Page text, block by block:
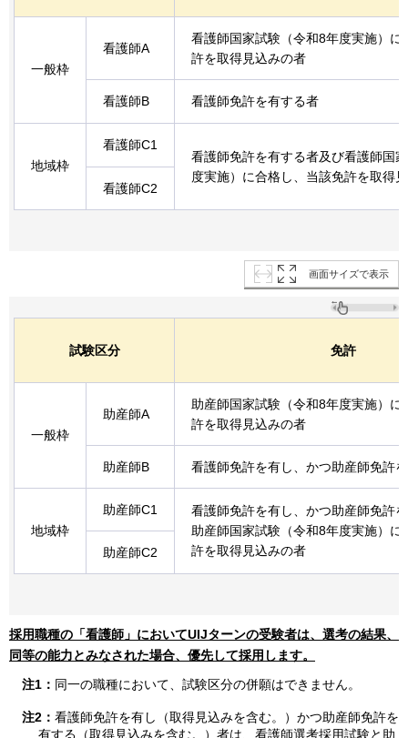
一般枠
看護師A
看護師国家試験（令和8年度実施）に
許を取得見込みの者
看護師B 看護師免許を有する者
地域枠
看護師C1
看護師免許を有する者及び看護師国
度実施）に合格し、当該免許を取得
看護師C2
画面サイズで表示
試験区分 免許
一般枠
助産師A
助産師国家試験（令和8年度実施）に
許を取得見込みの者
助産師B 看護師免許を有し、かつ助産師免許
地域枠
助産師C1
看護師免許を有し、かつ助産師免許
助産師国家試験（令和8年度実施）に
許を取得見込みの者
助産師C2
採用職種の「看護師」においてUIJターンの受験者は、選考の結果、
同等の能力とみなされた場合、優先して採用します。
注1： 同一の職種において、試験区分の併願はできません。
注2： 看護師免許を有し（取得見込みを含む。）かつ助産師免許を
有する（取得見込みを含む。）者は、看護師選考採用試験と助